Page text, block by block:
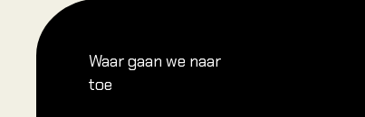
Waar gaan we naar
toe